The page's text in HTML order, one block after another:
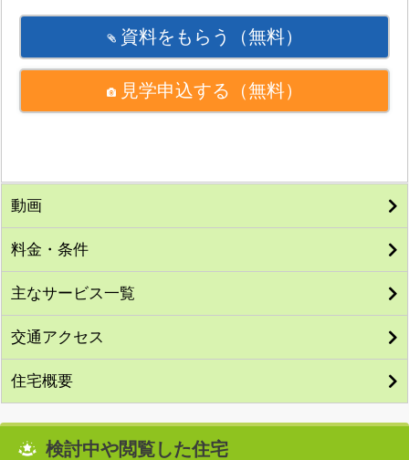
資料をもらう （無料）
見学申込する （無料）
動画
料金・条件
主なサービス一覧
交通アクセス
住宅概要
検討中や閲覧した住宅